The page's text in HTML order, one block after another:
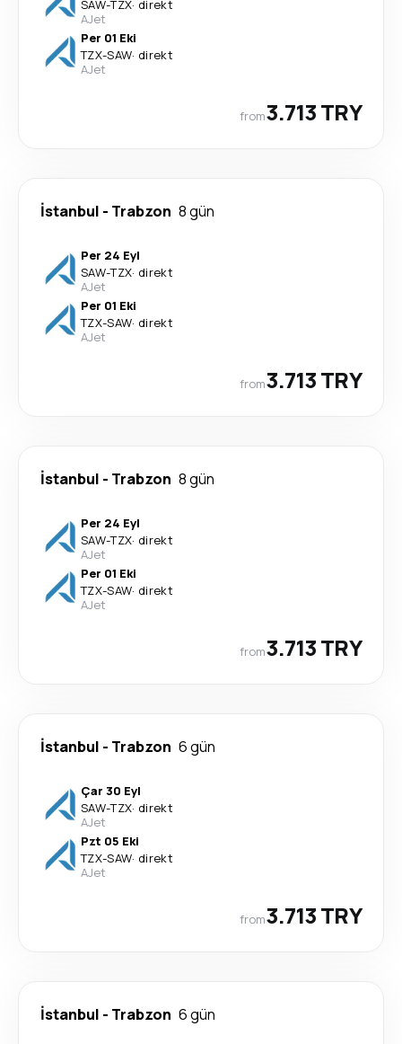
SAW-TZX· direkt
AJet
Per 01 Eki
TZX-SAW· direkt
AJet
from3.713 TRY
İstanbul - Trabzon 8 gün
Per 24 Eyl
SAW-TZX· direkt
AJet
Per 01 Eki
TZX-SAW· direkt
AJet
from3.713 TRY
İstanbul - Trabzon 8 gün
Per 24 Eyl
SAW-TZX· direkt
AJet
Per 01 Eki
TZX-SAW· direkt
AJet
from3.713 TRY
İstanbul - Trabzon 6 gün
Çar 30 Eyl
SAW-TZX· direkt
AJet
Pzt 05 Eki
TZX-SAW· direkt
AJet
from3.713 TRY
İstanbul - Trabzon 6 gün